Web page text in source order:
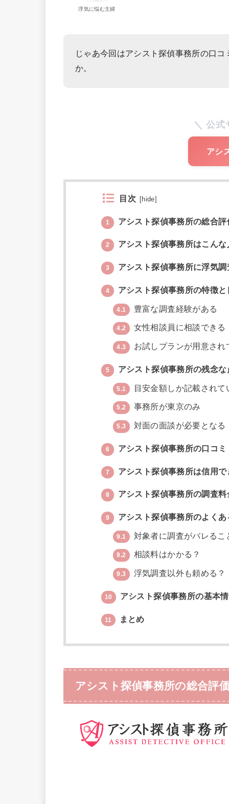
浮気に悩む主婦
じゃあ今回はアシスト探偵事務所の口
か。
公式
アシ
目次 hide
1 アシスト探偵事務所の総合評
2 アシスト探偵事務所はこん
3 アシスト探偵事務所に浮気
4 アシスト探偵事務所の特徴と
4.1 豊富な調査経験がある
4.2 女性相談員に相談できる
4.3 お試しプランが用意され
5 アシスト探偵事務所の残念な
5.1 目安金額しか記載されて
5.2 事務所が東京のみ
5.3 対面の面談が必要となる
6 アシスト探偵事務所の口コミ
7 アシスト探偵事務所は信用
8 アシスト探偵事務所の調査料
9 アシスト探偵事務所のよく
9.1 対象者に調査がバレるこ
9.2 相談料はかかる？
9.3 浮気調査以外も頼める？
10 アシスト探偵事務所の基本
11 まとめ
アシスト探偵事務所の総合評